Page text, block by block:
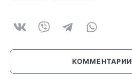
КОММЕНТАРИИ